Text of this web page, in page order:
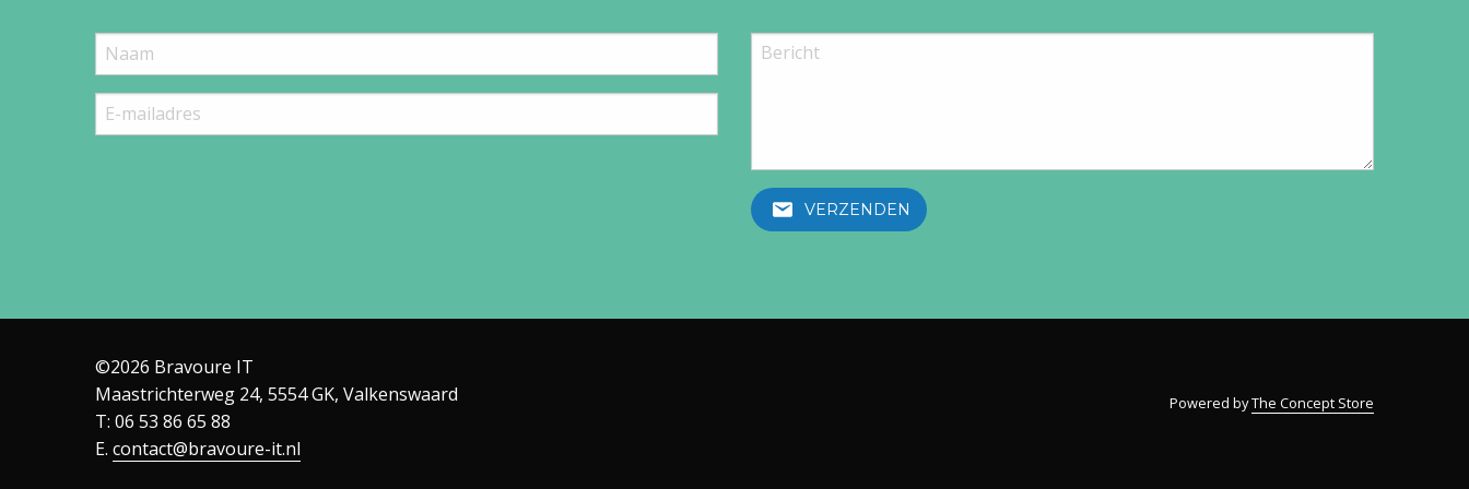
VERZENDEN
©2026 Bravoure IT
Maastrichterweg 24, 5554 GK, Valkenswaard
T: 06 53 86 65 88
E. contact@bravoure-it.nl
Powered byThe Concept Store